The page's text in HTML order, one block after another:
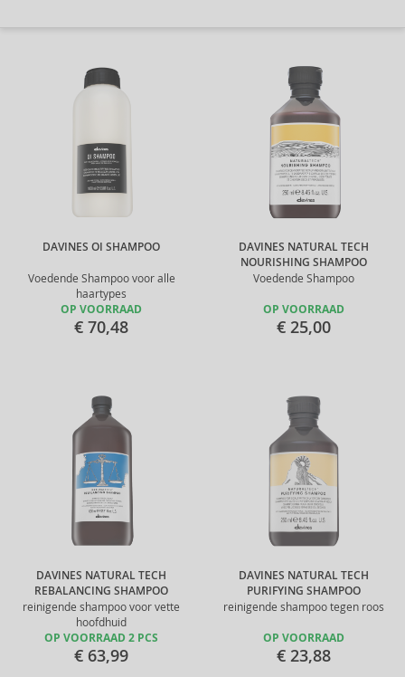
DAVINES OI SHAMPOO
Voedende Shampoo voor alle
haartypes
OP VOORRAAD
€ 70,48
DAVINES NATURAL TECH
NOURISHING SHAMPOO
Voedende Shampoo
OP VOORRAAD
€ 25,00
DAVINES NATURAL TECH
REBALANCING SHAMPOO
reinigende shampoo voor vette
hoofdhuid
OP VOORRAAD 2 PCS
€ 63,99
DAVINES NATURAL TECH
PURIFYING SHAMPOO
reinigende shampoo tegen roos
OP VOORRAAD
€ 23,88